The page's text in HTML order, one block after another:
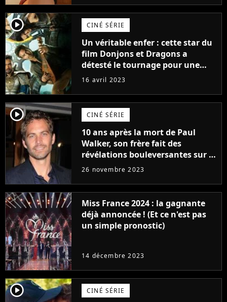
player2 CINÉ SÉRIE
Un véritable enfer : cette star du
film Donjons et Dragons a
détesté le tournage pour une
raison très spéciale
16 avril 2023
player2 CINÉ SÉRIE
10 ans après la mort de Paul
Walker, son frère fait des
révélations bouleversantes sur la
réaction des acteurs de Fast and
26 novembre 2023
Miss France 2024 : la gagnante
déjà annoncée ! (Et ce n'est pas
un simple pronostic)
14 décembre 2023
player2 CINÉ SÉRIE